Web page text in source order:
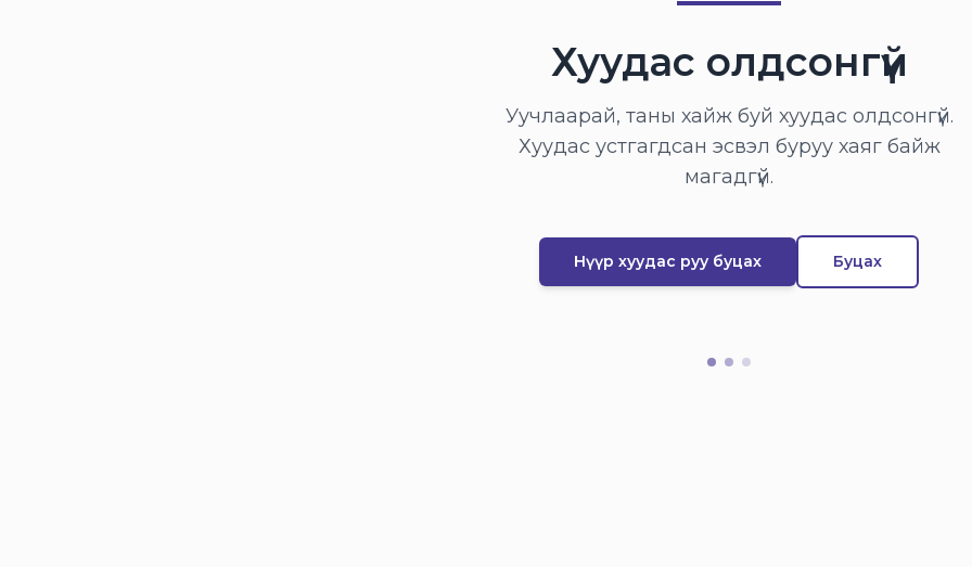
Хуудас олдсонгүй
Уучлаарай, таны хайж буй хуудас олдсонгүй.
Хуудас устгагдсан эсвэл буруу хаяг байж
магадгүй.
Нүүр хуудас руу буцах Буцах